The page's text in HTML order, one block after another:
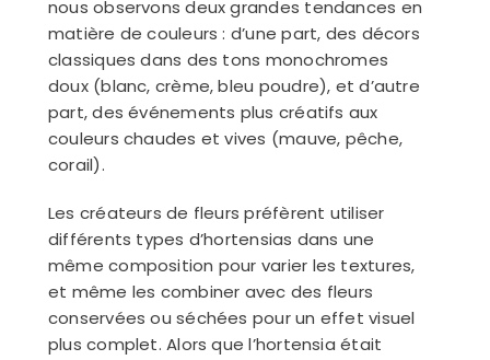
nous observons deux grandes tendances en
matière de couleurs : d’une part, des décors
classiques dans des tons monochromes
doux (blanc, crème, bleu poudre), et d’autre
part, des événements plus créatifs aux
couleurs chaudes et vives (mauve, pêche,
corail).
Les créateurs de fleurs préfèrent utiliser
différents types d’hortensias dans une
même composition pour varier les textures,
et même les combiner avec des fleurs
conservées ou séchées pour un effet visuel
plus complet. Alors que l’hortensia était